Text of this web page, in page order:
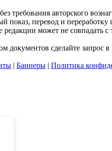
требования авторского
показ, перевод и
может не совпадать с
документов сделайте запрос
| Баннеры | Политика